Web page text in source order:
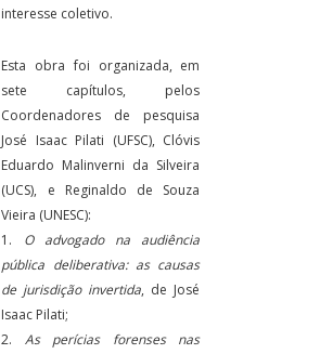
interesse coletivo.
Esta obra foi organizada, em
sete capítulos, pelos
Coordenadores de pesquisa
José Isaac Pilati (UFSC), Clóvis
Eduardo Malinverni da Silveira
(UCS), e Reginaldo de Souza
Vieira (UNESC):
1. O advogado na audiência
pública deliberativa: as causas
de jurisdição invertida, de José
Isaac Pilati;
2. As perícias forenses nas